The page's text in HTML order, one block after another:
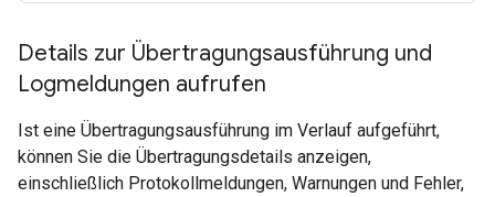
Details zur Übertragungsausführung und
Logmeldungen aufrufen
Ist eine Übertragungsausführung im Verlauf aufgeführt,
können Sie die Übertragungsdetails anzeigen,
einschließlich Protokollmeldungen, Warnungen und Fehler,